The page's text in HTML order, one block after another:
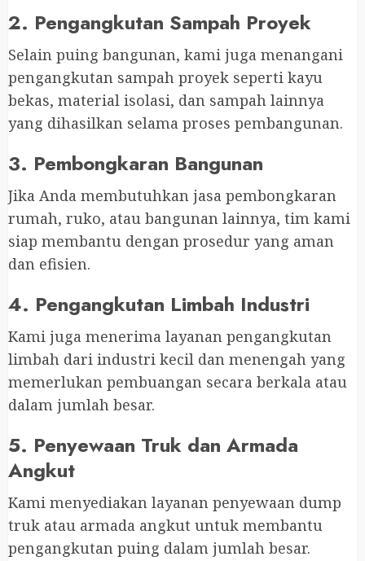
2. Pengangkutan Sampah Proyek
Selain puing bangunan, kami juga menangani
pengangkutan sampah proyek seperti kayu
bekas, material isolasi, dan sampah lainnya
yang dihasilkan selama proses pembangunan.
3. Pembongkaran Bangunan
Jika Anda membutuhkan jasa pembongkaran
rumah, ruko, atau bangunan lainnya, tim kami
siap membantu dengan prosedur yang aman
dan efisien.
4. Pengangkutan Limbah Industri
Kami juga menerima layanan pengangkutan
limbah dari industri kecil dan menengah yang
memerlukan pembuangan secara berkala atau
dalam jumlah besar.
5. Penyewaan Truk dan Armada
Angkut
Kami menyediakan layanan penyewaan dump
truk atau armada angkut untuk membantu
pengangkutan puing dalam jumlah besar.